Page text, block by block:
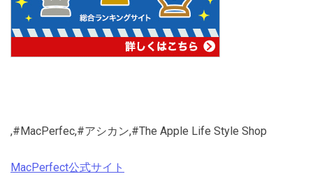
,#MacPerfec,#アシカン,#The Apple Life Style Shop
MacPerfect公式サイト